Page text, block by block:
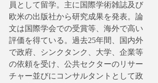
員として留学。主に国際学術雑誌及び
欧米の出版社から研究成果を発表。論
文は国際学会での受賞等、海外で高い
評価を得ている。過去25年間、国内外
で政府、シンクタンク、大学、企業等
の依頼を受け、公共セクターのリサー
チャー並びにコンサルタントとして政